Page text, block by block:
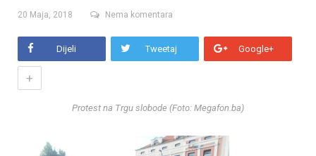
20 Maja, 2018 Nema komentara
Dijeli Tweetaj Google+
+
Protest na Trgu slobode (Foto: Megafon.ba)